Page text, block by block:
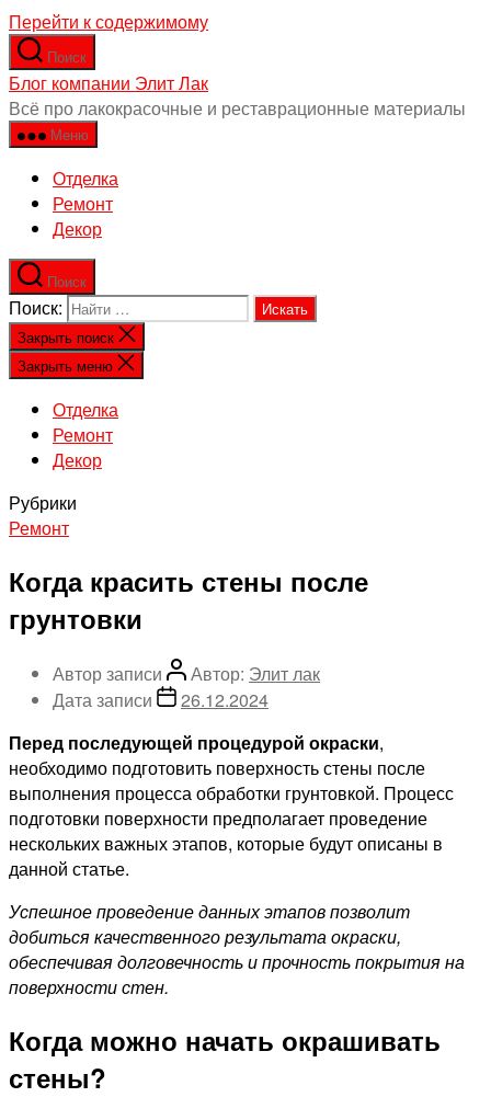
Перейти к содержимому
Поиск
Блог компании Элит Лак
Всё про лакокрасочные и реставрационные материалы
Меню
Отделка
Ремонт
Декор
Поиск
Поиск:
Закрыть поиск
Закрыть меню
Отделка
Ремонт
Декор
Рубрики
Ремонт
Когда красить стены после
грунтовки
Автор записи Автор: Элит лак
Дата записи
26.12.2024
Перед последующей процедурой окраски,
необходимо подготовить поверхность стены после
выполнения процесса обработки грунтовкой. Процесс
подготовки поверхности предполагает проведение
нескольких важных этапов, которые будут описаны в
данной статье.
Успешное проведение данных этапов позволит
добиться качественного результата окраски,
обеспечивая долговечность и прочность покрытия на
поверхности стен.
Когда можно начать окрашивать
стены?